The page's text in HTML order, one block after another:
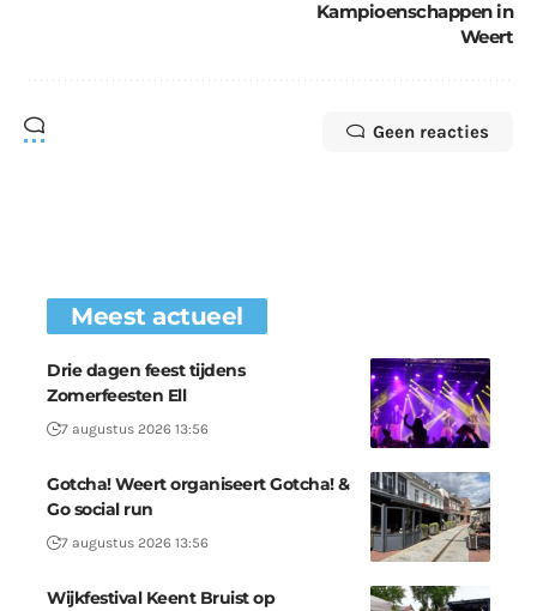
Kampioenschappen in
Weert
Geen reacties
Meest actueel
Drie dagen feest tijdens
Zomerfeesten Ell
7 augustus 2026 13:56
Gotcha! Weert organiseert Gotcha! &
Go social run
7 augustus 2026 13:56
Wijkfestival Keent Bruist op